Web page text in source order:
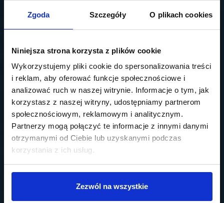
Zgoda Szczegóły O plikach cookies
Niniejsza strona korzysta z plików cookie
Wykorzystujemy pliki cookie do spersonalizowania treści
i reklam, aby oferować funkcje społecznościowe i
analizować ruch w naszej witrynie. Informacje o tym, jak
korzystasz z naszej witryny, udostępniamy partnerom
społecznościowym, reklamowym i analitycznym.
Partnerzy mogą połączyć te informacje z innymi danymi
otrzymanymi od Ciebie lub uzyskanymi podczas
korzystania z ich usług.
Zezwól na wszystkie